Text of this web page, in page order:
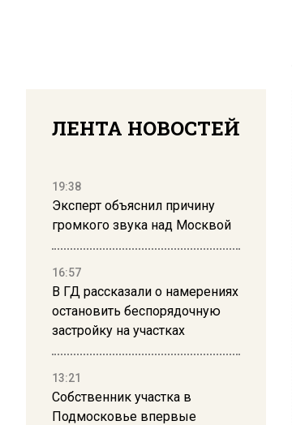
ЛЕНТА НОВОСТЕЙ
19:38
Эксперт объяснил причину
громкого звука над Москвой
16:57
В ГД рассказали о намерениях
остановить беспорядочную
застройку на участках
13:21
Собственник участка в
Подмосковье впервые